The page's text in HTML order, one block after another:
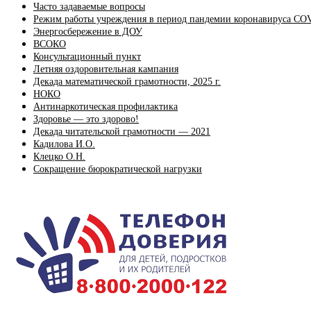
Часто задаваемые вопросы
Режим работы учреждения в период пандемии коронавируса
Энергосбережение в ДОУ
ВСОКО
Консультационный пункт
Летняя оздоровительная кампания
Декада математической грамотности, 2025 г.
НОКО
Антинаркотическая профилактика
Здоровье — это здорово!
Декада читательской грамотности — 2021
Кадилова И.О.
Клецко О.Н.
Сокращение бюрократической нагрузки